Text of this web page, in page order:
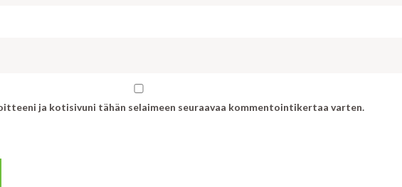
ja kotisivuni tähän selaimeen seuraavaa kommentointikertaa varten.